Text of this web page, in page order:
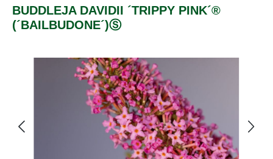
BUDDLEJA DAVIDII ´TRIPPY PINK´®
(´BAILBUDONE´)Ⓢ
Bildergalerie überspringen